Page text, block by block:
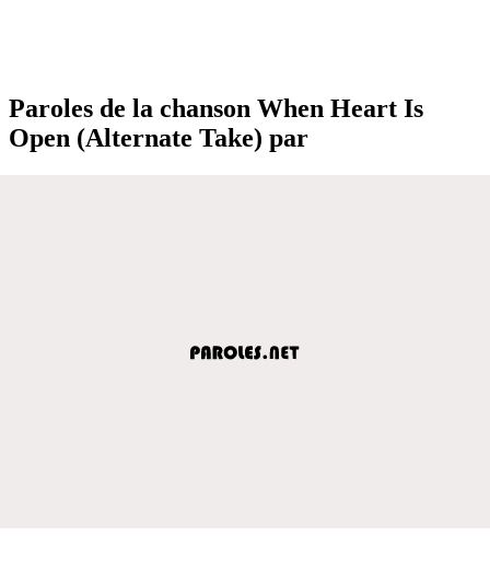
Paroles de la chanson When Heart Is
Open (Alternate Take) par